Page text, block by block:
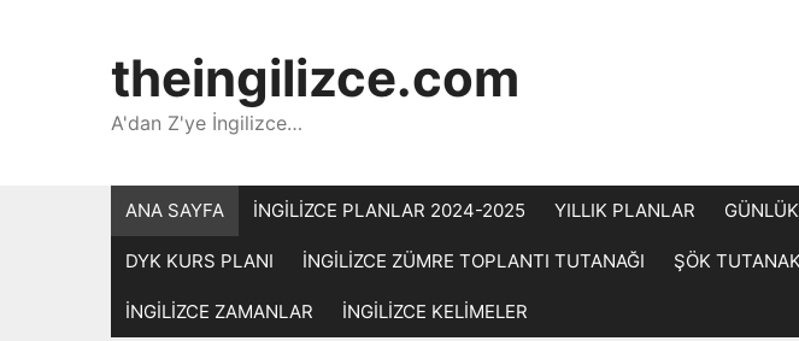
theingilizce.com
A'dan Z'ye İngilizce…
ANA SAYFA İNGİLİZCE PLANLAR 2024-2025 YILLIK PLANLAR
DYK KURS PLANI İNGİLİZCE ZÜMRE TOPLANTI TUTANAĞI ŞÖK
İNGİLİZCE ZAMANLAR İNGİLİZCE KELİMELER